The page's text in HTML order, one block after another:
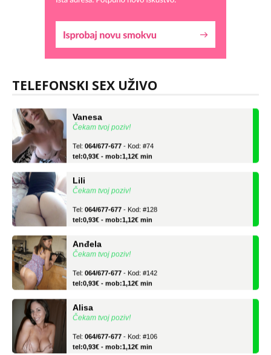
TELEFONSKI SEX UŽIVO
tel:0,93€ - mob:1,12€ min
Čekam tvoj poziv!
tel:0,93€ - mob:1,12€ min
Čekam tvoj poziv!
tel:0,93€ - mob:1,12€ min
Čekam tvoj poziv!
tel:0,93€ - mob:1,12€ min
Čekam tvoj poziv!
tel:0,93€ - mob:1,12€ min